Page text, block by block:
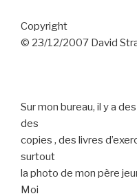
Copyright
© 23/12/2007 David
Sur mon bureau, il y a
des
copies , des livres
surtout
la photo de mon père
Moi